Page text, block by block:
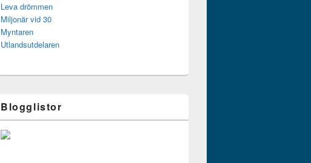
Leva drömmen
Miljonär vid 30
Myntaren
Utlandsutdelaren
Blogglistor